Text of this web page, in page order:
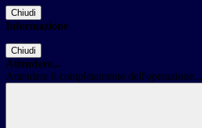
Chiudi
Informazione
Chiudi
Attendere...
Attendere il completamento dell'operazione...